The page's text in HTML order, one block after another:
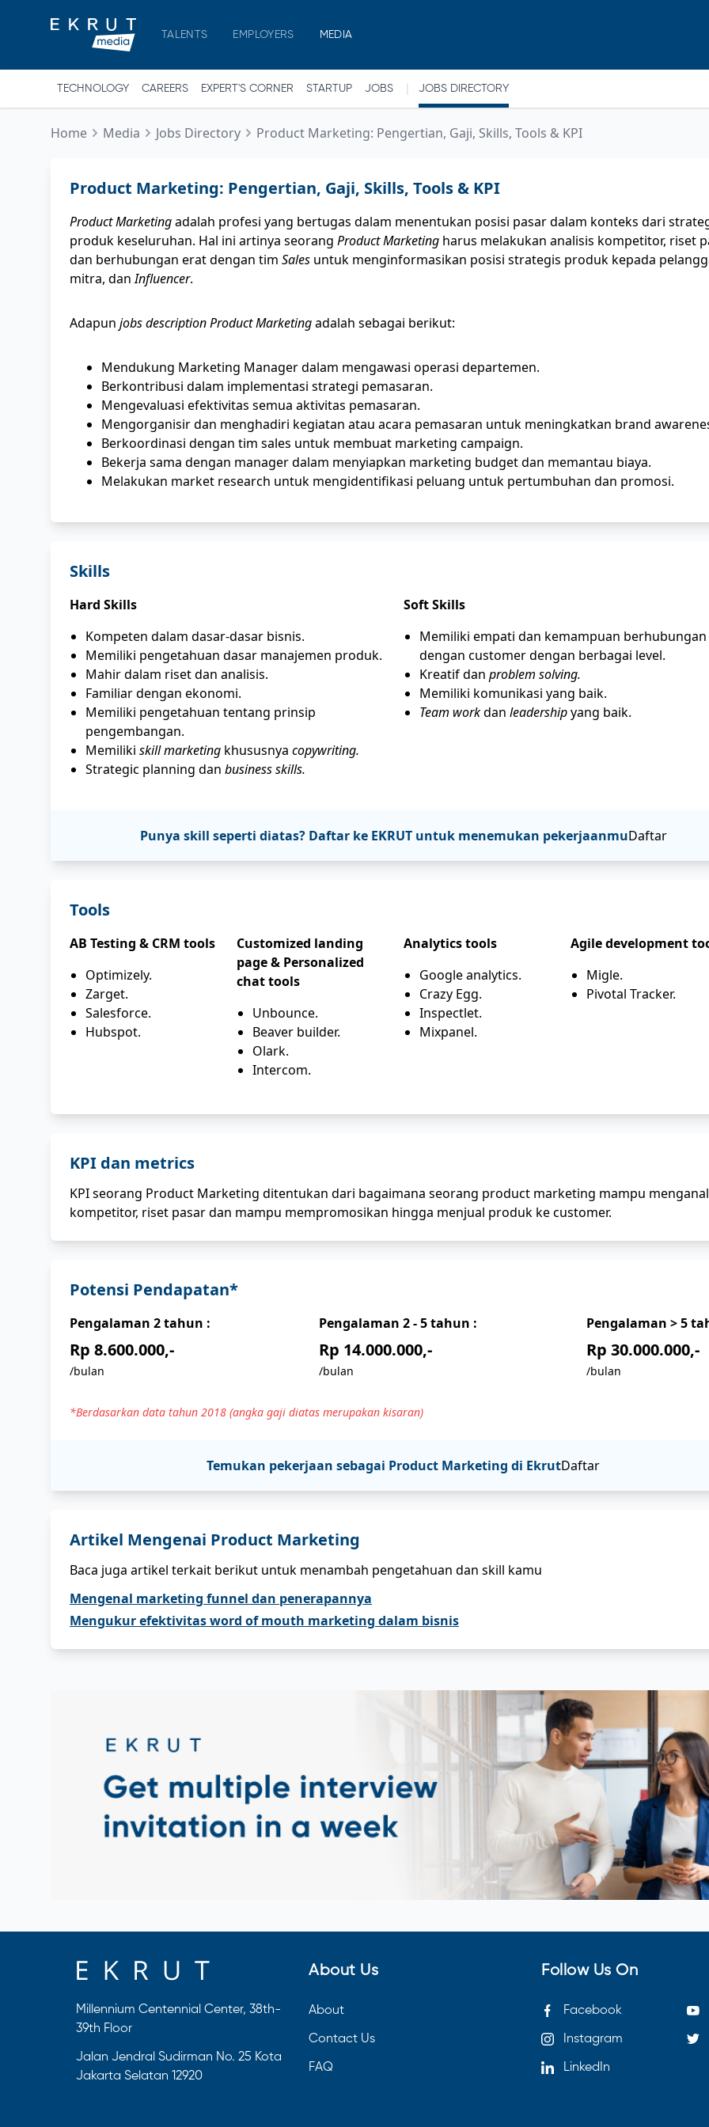
TALENTS EMPLOYERS MEDIA
TECHNOLOGY CAREERS EXPERT'S CORNER STARTUP JOBS JOBS DIRECTORY
Home Media Jobs Directory Product Marketing: Pengertian, Gaji, Skills, Tools & KPI
Product Marketing: Pengertian, Gaji, Skills, Tools & KPI
Product Marketingadalah profesi yang bertugas dalam menentukan posisi pasar dalam konteks dari
produk keseluruhan. Hal ini artinya seorang Product Marketing harus melakukan analisis kompetitor, riset
dan berhubungan erat dengan tim Sales untuk menginformasikan posisi strategis produk kepada
mitra, danInfluencer.
Adapun jobs description Product Marketingadalah sebagai berikut:
Mendukung Marketing Manager dalam mengawasi operasi departemen.
Berkontribusi dalam implementasi strategi pemasaran.
Mengevaluasi efektivitas semua aktivitas pemasaran.
Mengorganisir dan menghadiri kegiatan atau acara pemasaran untuk meningkatkan brand
Berkoordinasi dengan tim sales untuk membuat marketing campaign.
Bekerja sama dengan manager dalam menyiapkan marketing budget dan memantau biaya.
Melakukan market research untuk mengidentifikasi peluang untuk pertumbuhan dan promosi.
Skills
Hard Skills
Kompeten dalam dasar-dasar bisnis.
Memiliki pengetahuan dasar manajemen produk.
Mahir dalam riset dan analisis.
Familiar dengan ekonomi.
Memiliki pengetahuan tentang prinsip
pengembangan.
Memiliki skill marketing khususnya copywriting.
Strategic planning dan business skills.
Soft Skills
Memiliki empati dan kemampuan berhubungan
dengan customer dengan berbagai level.
Kreatif dan problem solving.
Memiliki komunikasi yang baik.
Team workdan leadershipyang baik.
Punya skill seperti diatas? Daftar ke EKRUT untuk menemukan pekerjaanmuDaftar
Tools
AB Testing & CRM tools
Optimizely.
Zarget.
Salesforce.
Hubspot.
Customized landing
page & Personalized
chat tools
Unbounce.
Beaver builder.
Olark.
Intercom.
Analytics tools
Google analytics.
Crazy Egg.
Inspectlet.
Mixpanel.
Agile development
Migle.
Pivotal Tracker.
KPI dan metrics
KPI seorang Product Marketing ditentukan dari bagaimana seorang product marketing mampu
kompetitor, riset pasar dan mampu mempromosikan hingga menjual produk ke customer.
Potensi Pendapatan*
Pengalaman 2tahun :
Rp 8.600.000,-
/bulan
Pengalaman2 - 5tahun :
Rp 14.000.000,-
/bulan
Pengalaman > 5
Rp 30.000.000,-
/bulan
*Berdasarkan data tahun 2018 (angka gaji diatas merupakan kisaran)
Temukan pekerjaan sebagai Product Marketing di EkrutDaftar
Artikel Mengenai Product Marketing
Baca juga artikel terkait berikut untuk menambah pengetahuan dan skill kamu
Mengenal marketing funnel dan penerapannya
Mengukur efektivitas word of mouth marketing dalam bisnis
Millennium Centennial Center, 38th-
39th Floor
Jalan Jendral Sudirman No. 25 Kota
Jakarta Selatan 12920
About Us
About
Contact Us
FAQ
Follow Us On
Facebook
Instagram
LinkedIn